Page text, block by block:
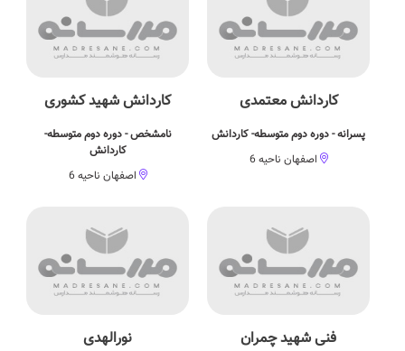
کاردانش معتمدی
پسرانه - دوره دوم متوسطه- کاردانش
اصفهان ناحیه 6
کاردانش شهید کشوری
نامشخص - دوره دوم متوسطه-
کاردانش
اصفهان ناحیه 6
فنی شهید چمران نورالهدی